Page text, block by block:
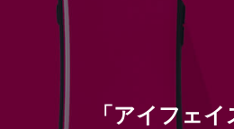
「アイフェ